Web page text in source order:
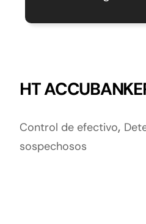
HT
Control de efectivo,
sospechosos